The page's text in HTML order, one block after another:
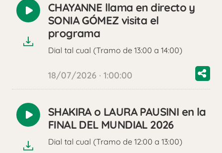
Reproducir
audio
CHAYANNE llama en directo y
SONIA GÓMEZ visita el
programa
Dial tal cual (Tramo de 13:00 a 14:00)
18/07/2026 · 1:00:00
Reproducir
audio
SHAKIRA o LAURA PAUSINI en la
FINAL DEL MUNDIAL 2026
Dial tal cual (Tramo de 12:00 a 13:00)